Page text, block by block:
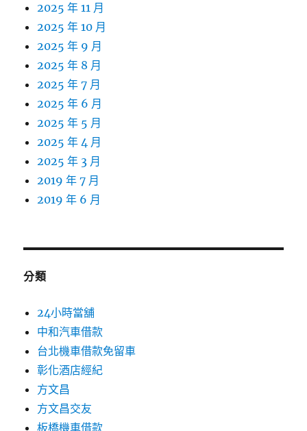
2025 年 11 月
2025 年 10 月
2025 年 9 月
2025 年 8 月
2025 年 7 月
2025 年 6 月
2025 年 5 月
2025 年 4 月
2025 年 3 月
2019 年 7 月
2019 年 6 月
分類
24小時當舖
中和汽車借款
台北機車借款免留車
彰化酒店經紀
方文昌
方文昌交友
板橋機車借款